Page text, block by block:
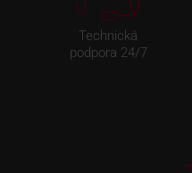
Technická
podpora 24/7